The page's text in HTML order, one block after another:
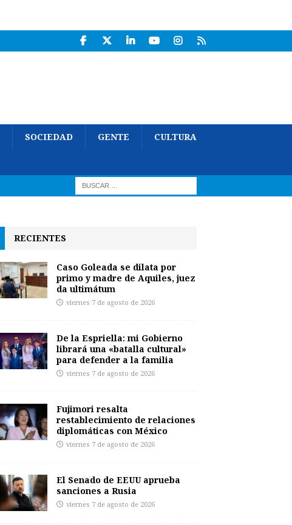
SOCIEDAD GENTE CULTURA
RECIENTES
Caso Goleada se dilata por
primo y madre de Aquiles, juez
da ultimátum
viernes 7 de agosto de 2026
De la Espriella: mi Gobierno
librará una «batalla cultural»
para defender a la familia
viernes 7 de agosto de 2026
Fujimori resalta
restablecimiento de relaciones
diplomáticas con México
viernes 7 de agosto de 2026
El Senado de EEUU aprueba
sanciones a Rusia
viernes 7 de agosto de 2026